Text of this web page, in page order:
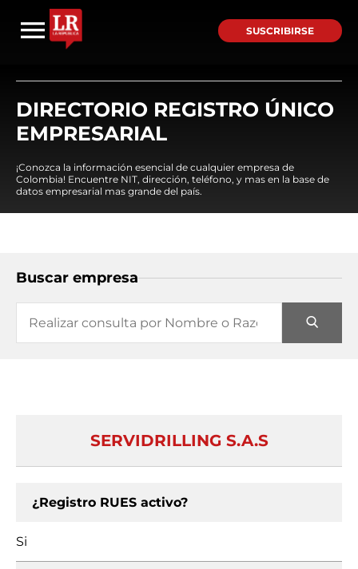
SUSCRIBIRSE
DIRECTORIO REGISTRO ÚNICO
EMPRESARIAL
¡Conozca la información esencial de cualquier empresa de
Colombia! Encuentre NIT, dirección, teléfono, y mas en la base de
datos empresarial mas grande del país.
Buscar empresa
SERVIDRILLING S.A.S
¿Registro RUES activo?
Si